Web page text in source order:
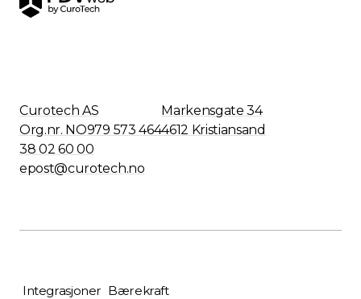
Curotech AS
Org.nr. NO979 573 464
Markensgate 34
4612 Kristiansand
38 02 60 00
epost@curotech.no
Integrasjoner Bærekraft